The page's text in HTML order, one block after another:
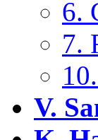
6.
7.
V.